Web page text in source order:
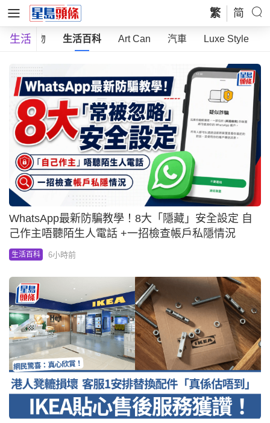
繁 简
生活
時尚購物 生活百科 Art Can 汽車 Luxe Style
WhatsApp最新防騙教學！8大「隱藏」安全設定 自
己作主唔聽陌生人電話 +一招檢查帳戶私隱情況
生活百科 6小時前